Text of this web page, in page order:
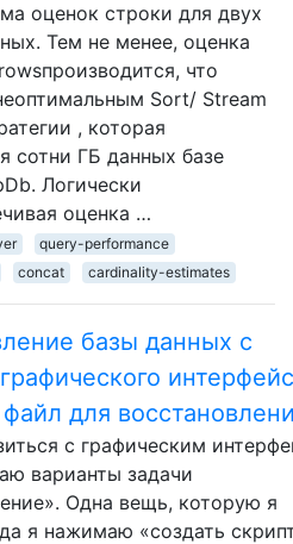
оценок строки для двух
Тем не менее, оценка
что
Sort/ Stream
, которая
сотни ГБ данных базе
Логически
оценка …
query-performance
concat cardinality-estimates
базы данных с
для
с графическим
варианты задачи
Одна вещь, которую я
я нажимаю «создать